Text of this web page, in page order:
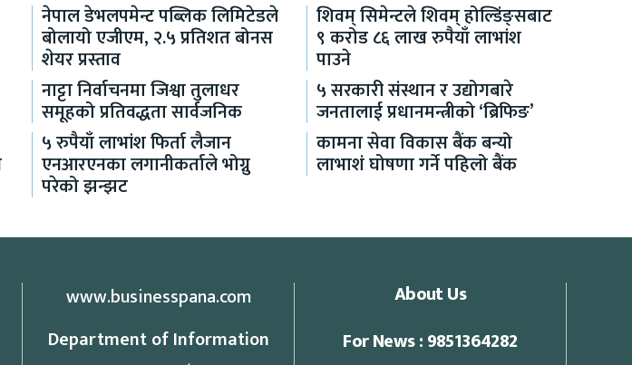
नेपाल डेभलपमेन्ट पब्लिक लिमिटेडले
बोलायो एजीएम, २.५ प्रतिशत बोनस
शेयर प्रस्ताव
शिवम् सिमेन्टले शिवम् होल्डिंङ्सबाट
९ करोड ८६ लाख रुपैयाँ लाभांश
पाउने
नाट्टा निर्वाचनमा जिश्वा तुलाधर
समूहको प्रतिवद्धता सार्वजनिक
५ सरकारी संस्थान र उद्योगबारे
जनतालाई प्रधानमन्त्रीको ‘ब्रिफिङ’
५ रुपैयाँ लाभांश फिर्ता लैजान
एनआरएनका लगानीकर्ताले भोग्नु
परेको झन्झट
कामना सेवा विकास बैंक बन्यो
लाभाशं घोषणा गर्ने पहिलो बैंक
www.businesspana.com
Department of Information
About Us
For News : 9851364282